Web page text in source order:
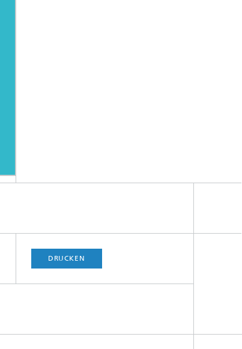
DRUCKEN